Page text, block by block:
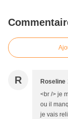
R Roseline
<br /> je
ou il
je vais